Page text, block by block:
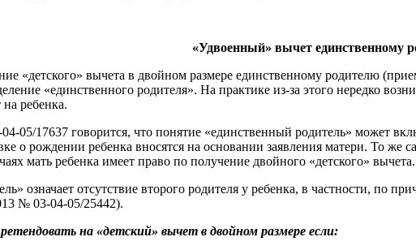
«Удвоенный» вычет единственному
«детского» вычета в двойном размере единственному родителю
«единственного родителя». На практике из-за этого нередко
ребенка.
17637 говорится, что понятие «единственный родитель» может
о рождении ребенка вносятся на основании заявления матери. То же
мать ребенка имеет право по получение двойного «детского» вычета.
означает отсутствие второго родителя у ребенка, в частности, по
№ 03-04-05/25442).
на «детский» вычет в двойном размере если: